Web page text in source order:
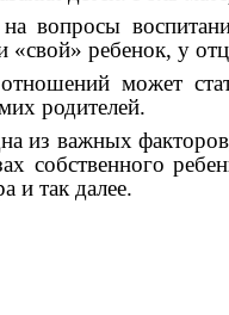
на вопросы
«свой» ребенок, у
может
родителей.
из важных
собственного
и так далее.